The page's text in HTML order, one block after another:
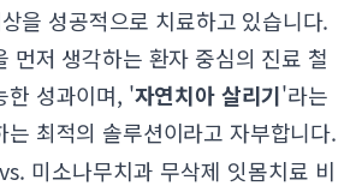
을 성공적으로 치료하고 있습니다.
먼저 생각하는 환자 중심의 진료 철
한 성과이며, '자연치아 살리기'라는
는 최적의 솔루션이라고 자부합니다.
미소나무치과 무삭제 잇몸치료 비